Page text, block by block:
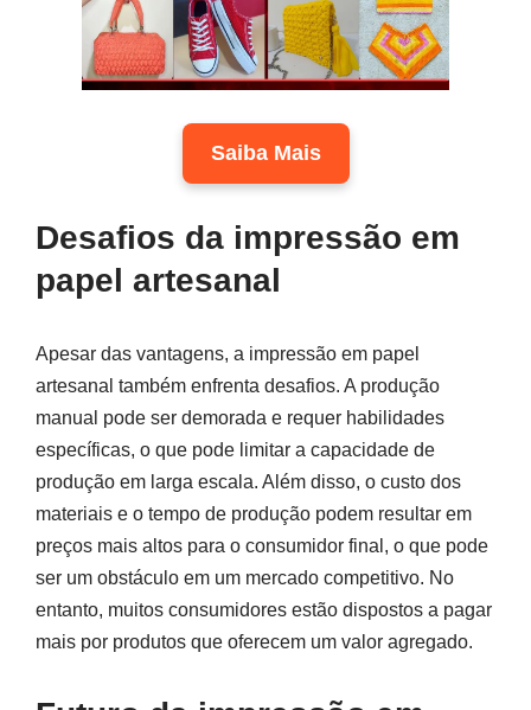
Saiba Mais
Desafios da impressão em
papel artesanal
Apesar das vantagens, a impressão em papel
artesanal também enfrenta desafios. A produção
manual pode ser demorada e requer habilidades
específicas, o que pode limitar a capacidade de
produção em larga escala. Além disso, o custo dos
materiais e o tempo de produção podem resultar em
preços mais altos para o consumidor final, o que pode
ser um obstáculo em um mercado competitivo. No
entanto, muitos consumidores estão dispostos a pagar
mais por produtos que oferecem um valor agregado.